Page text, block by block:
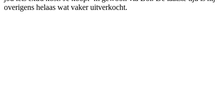
overigens helaas wat vaker uitverkocht.